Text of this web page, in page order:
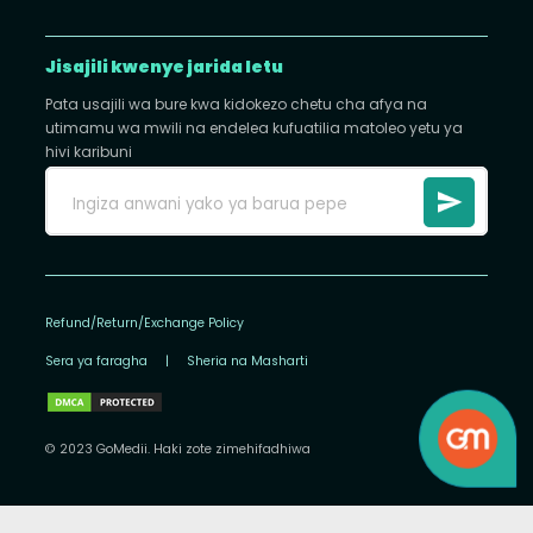
Jisajili kwenye jarida letu
Pata usajili wa bure kwa kidokezo chetu cha afya na
utimamu wa mwili na endelea kufuatilia matoleo yetu ya
hivi karibuni
Refund/Return/Exchange Policy
Sera ya faragha | Sheria na Masharti
© 2023 GoMedii. Haki zote zimehifadhiwa